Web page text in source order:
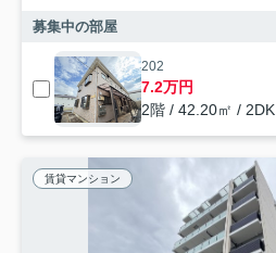
募集中の部屋
202
7.2万円
2階 / 42.20㎡ / 2DK
賃貸マンション